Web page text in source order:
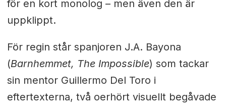
för en kort monolog – men även den är
uppklippt.
För regin står spanjoren J.A. Bayona
(Barnhemmet, The Impossible) som tackar
sin mentor Guillermo Del Toro i
eftertexterna, två oerhört visuellt begåvade